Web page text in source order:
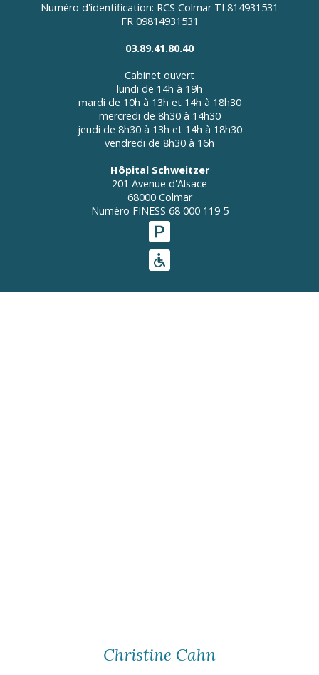
Numéro d'identification: RCS Colmar TI 814931531
FR 09814931531
-
03.89.41.80.40
-
Cabinet ouvert
lundi de 14h à 19h
mardi de 10h à 13h et 14h à 18h30
mercredi de 8h30 à 14h30
jeudi de 8h30 à 13h et 14h à 18h30
vendredi de 8h30 à 16h
-
Hôpital Schweitzer
201 Avenue d'Alsace
68000 Colmar
Numéro FINESS 68 000 119 5
Christine Cahn